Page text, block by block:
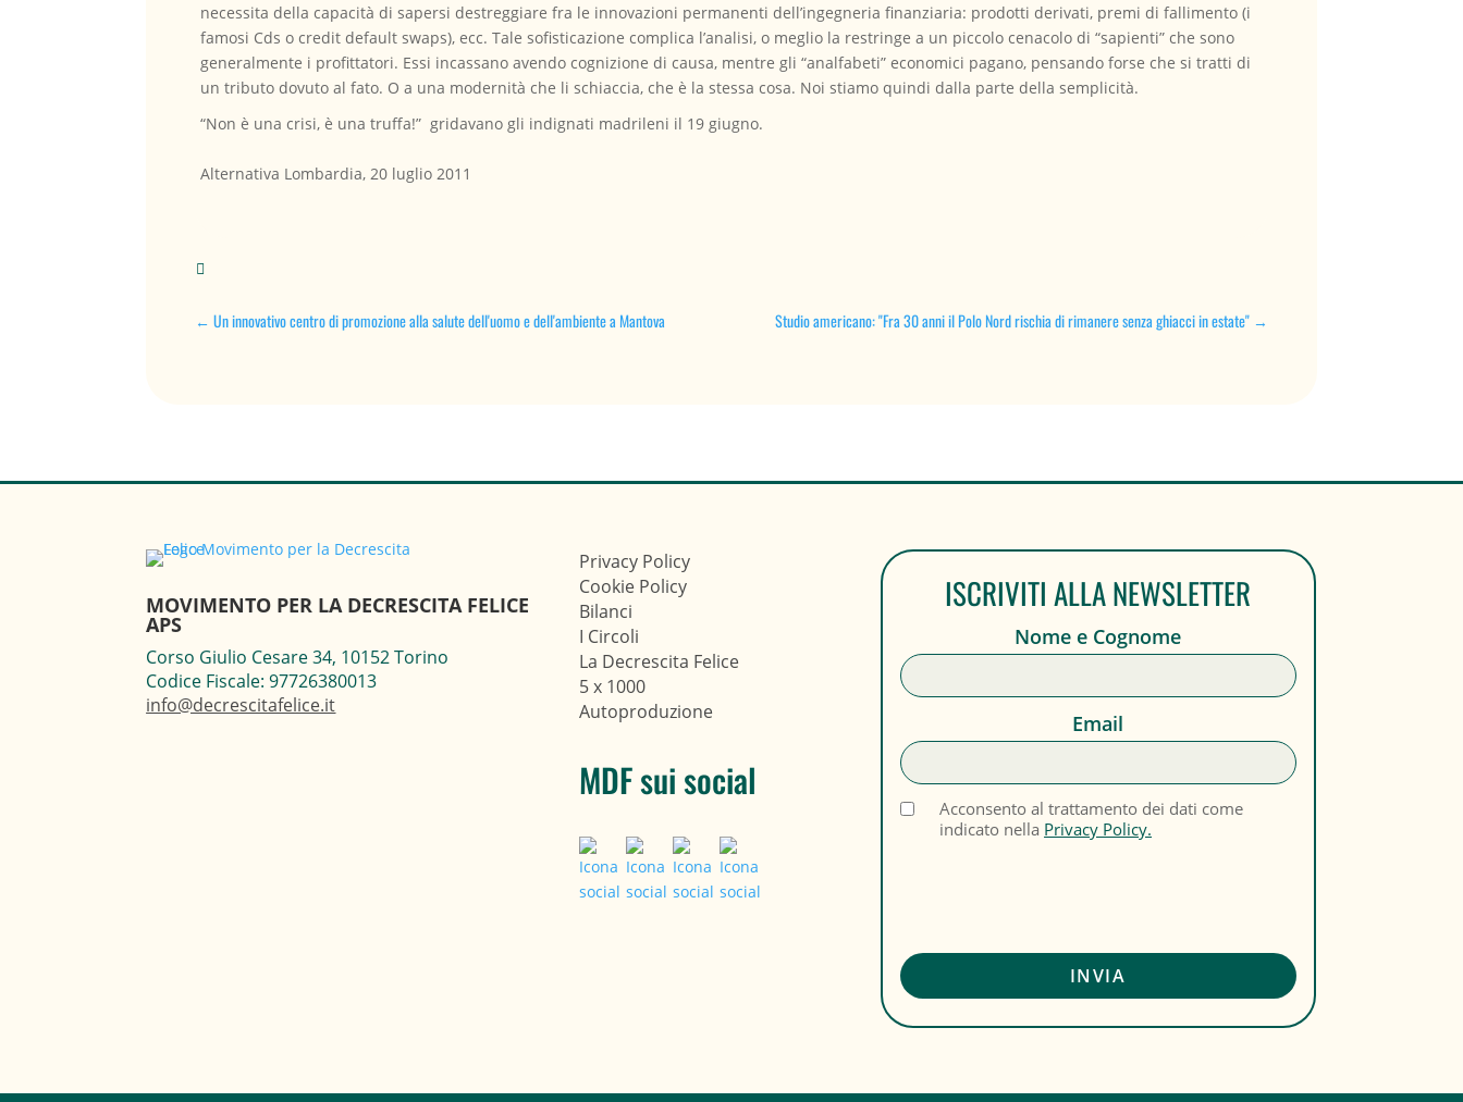
necessita della capacità di sapersi destreggiare fra le innovazioni permanenti dell’ingegneria finanziaria: prodotti derivati, premi di fallimento (i
famosi Cds o credit default swaps), ecc. Tale sofisticazione complica l’analisi, o meglio la restringe a un piccolo cenacolo di “sapienti” che sono
generalmente i profittatori. Essi incassano avendo cognizione di causa, mentre gli “analfabeti” economici pagano, pensando forse che si tratti di
un tributo dovuto al fato. O a una modernità che li schiaccia, che è la stessa cosa. Noi stiamo quindi dalla parte della semplicità.
“Non è una crisi, è una truffa!” gridavano gli indignati madrileni il 19 giugno.
Alternativa Lombardia, 20 luglio 2011

←Un innovativo centro di promozione alla salute dell'uomo e dell'ambiente a Mantova Studio americano: "Fra 30 anni il Polo Nord rischia di rimanere senza ghiacci in estate"→
MOVIMENTO PER LA DECRESCITA FELICE
APS
Corso Giulio Cesare 34, 10152 Torino
Codice Fiscale: 97726380013
info@decrescitafelice.it
Privacy Policy
Cookie Policy
Bilanci
I Circoli
La Decrescita Felice
5 x 1000
Autoproduzione
MDF sui social
ISCRIVITI ALLA NEWSLETTER
Nome e Cognome
Email
Acconsento al trattamento dei dati come
indicato nella Privacy Policy.